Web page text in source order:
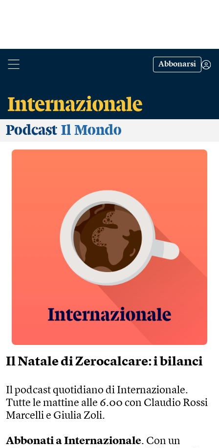
Abbonarsi
Podcast Il Mondo
Il Natale di Zerocalcare: i bilanci
Il podcast quotidiano di Internazionale.
Tutte le mattine alle 6.00 con Claudio Rossi
Marcelli e Giulia Zoli.
Abbonati a Internazionale. Con un